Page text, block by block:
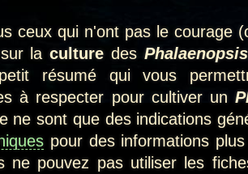
qui n'ont pas le courage
sur laculture des Phalaenopsis
résumé qui vous
à respecter pour cultiver un
ne sont que des indications
pour des informations
ne pouvez pas utiliser les